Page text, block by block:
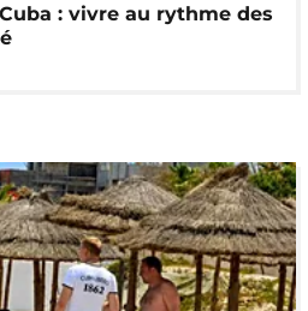
: vivre au rythme des